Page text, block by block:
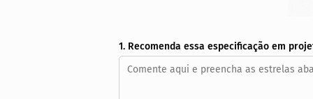
1. Recomenda essa especificação em